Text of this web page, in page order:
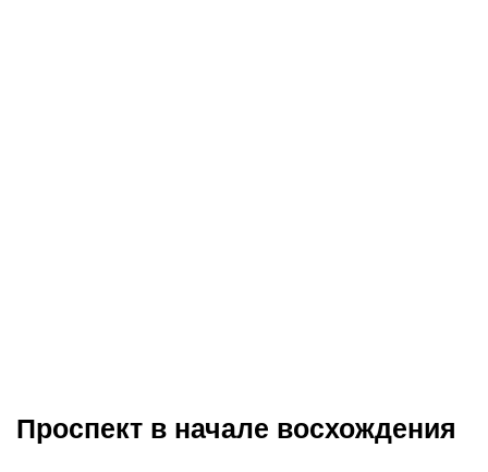
Проспект в начале восхождения